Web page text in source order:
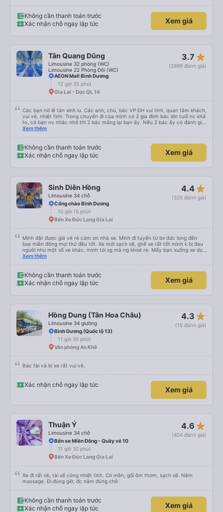
Không cần thanh toán trước
Xác nhận chỗ ngay lập tức
Xem giá
Tân Quang Dũng
Limousine 32 phòng (WC)
Limousine 22 Phòng Đôi (WC)
3.7 star_rate
(2999 đánh giá)
AEON Mall Bình Dương
12 giờ 35 phút
Gia Lai - Dọc QL 14
Các bạn nữ lễ tân xinh iu. Các anh, chú, bác VP ĐH vui tính, quan tâm khách,
vui vẻ, nhiệt tình. Trong chuyến đi của mình có 2 gia đình bác lớn tuổi nc khá
to, có bạn nv nhắc nhở thì 2 bác mắng lại bạn ấy. Nếu 2 bác ấy có đánh giá
xấu thì mình ngược lại nha. Bạn ấy nhắc nhở rất đúng. 2 bác nói rất to. To
bạn ấy nha. Nếu bạn ấy bị trừ thì bảo bạn ấy liên hệ sđt của mình, mình hỗ
trợ ạ. Số mình đuôi 666, chuyến ĐH-NT ngày 16/1. À các bạn nữ lễ tân xinh
iu còn đổi cho mình phòng đơn sang đôi xong còn note là (một mình) yêu
Xem thêm
Không cần thanh toán trước
Xác nhận chỗ ngay lập tức
Xem giá
Sinh Diên Hồng
Limousine 34 chỗ
4.4 star_rate
(325 đánh giá)
Cổng chào Bình Dương
10 giờ 15 phút
Bến Xe Đức Long Gia Lai
Mình đặt được giá vé rẻ cảm ơn nhà xe. Mình đi tuyến từ bx đức long đến
bxe miền đông mọi thứ đều tốt. Xe mới sạch sẽ, ghế xe rất tốt mình k bị đau
người như một số xe khác, minh tới sg mà ng khoẻ re. Mấy bạn xuống xe dọc
đg để ý xíu là ổn.
Xem thêm
Không cần thanh toán trước
Xác nhận chỗ ngay lập tức
Xem giá
Hồng Dung (Tân Hoa Châu)
Limousine 34 giường
4.3 star_rate
(15 đánh giá)
Bình Dương (Quốc lộ 13)
11 giờ 30 phút
Văn phòng An Khê
Bác tài và lơ xe rất vui vẻ.
Xác nhận chỗ ngay lập tức
Xem giá
Thuận Ý
Limousine 34 chỗ
4.6 star_rate
(454 đánh giá)
Bến xe Miền Đông - Quầy vé 10
11 giờ 30 phút
Bến Xe Đức Long Gia Lai
Xe đi rất ok, tài xế cũng nhiệt tình. Có mền, gối ôm thơm, sạch sẽ. Nệm
massage. Đi đúng giờ, đc nằm đúng chỗ
Không cần thanh toán trước
Xác nhận chỗ ngay lập tức
Xem giá